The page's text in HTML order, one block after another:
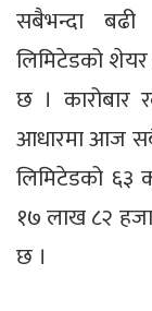
सबैभन्दा बढी
लिमिटेडको
छ । कारोबार
आधारमा आज
लिमिटेडको ६३
१७ लाख ८२
छ ।